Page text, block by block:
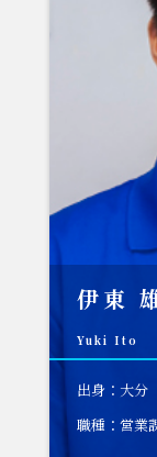
伊東
Yuki Ito
出身：大分
職種：営業